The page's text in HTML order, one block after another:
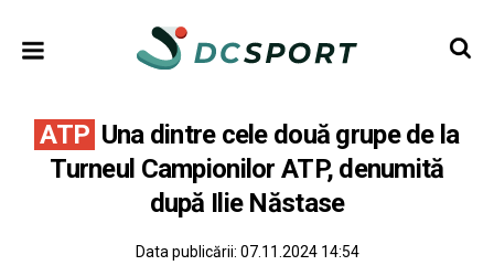
ATP Una dintre cele două grupe de la
Turneul Campionilor ATP, denumită
după Ilie Năstase
Data publicării: 07.11.2024 14:54